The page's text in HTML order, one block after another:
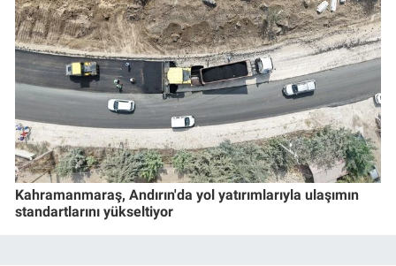
Kahramanmaraş, Andırın'da yol yatırımlarıyla ulaşımın
standartlarını yükseltiyor